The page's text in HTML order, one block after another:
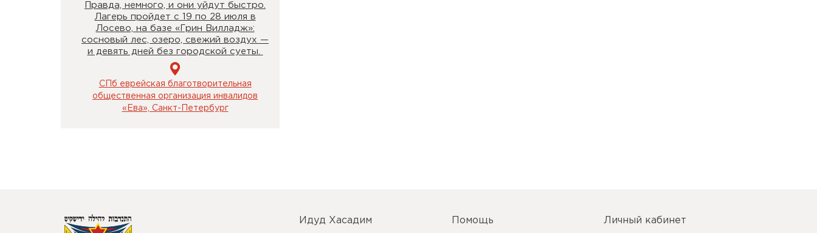
Правда, немного, и они уйдут быстро.
Лагерь пройдет с 19 по 28 июля в
Лосево, на базе «Грин Вилладж»:
сосновый лес, озеро, свежий воздух —
и девять дней без городской суеты.
СПб еврейская благотворительная
общественная организация инвалидов
«Ева», Санкт-Петербург
Идуд Хасадим Помощь Личный кабинет